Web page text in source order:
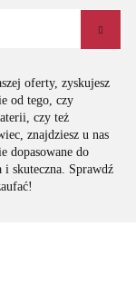
oferty, zyskujesz
od tego, czy
czy też
znajdziesz u nas
dopasowane do
i skuteczna. Sprawdź